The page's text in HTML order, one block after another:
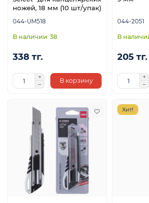
ножей, 18 мм (10 шт/упак)
044-UM518
38
338 тг.
В корзину
044-2051
205 тг.
Хит!